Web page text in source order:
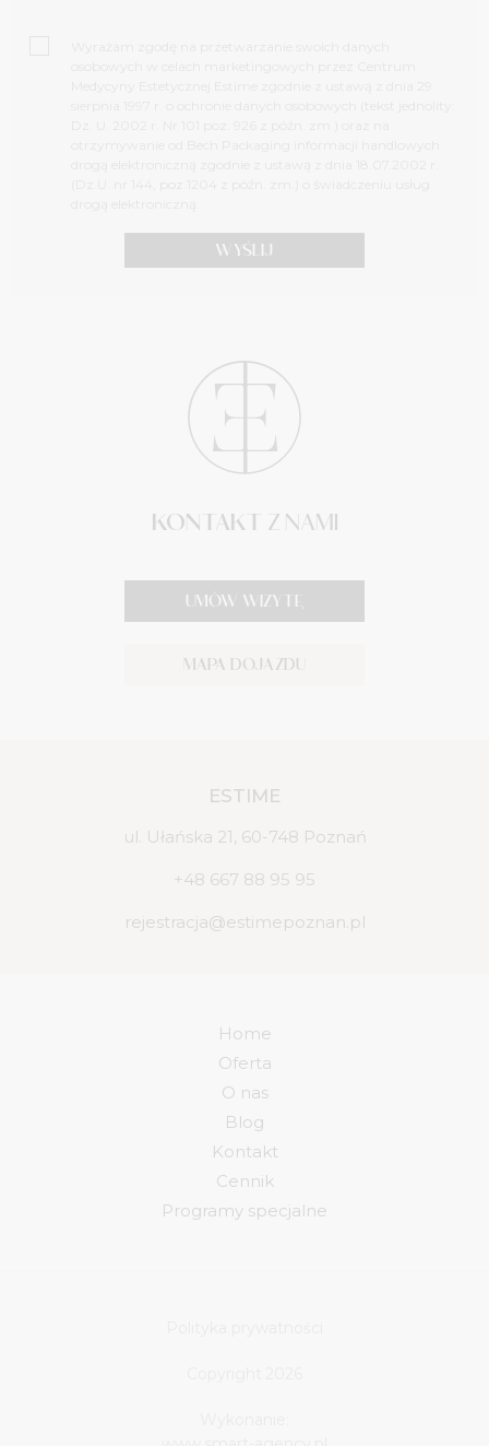
ESTIME
ul. Ułańska 21, 60-748 Poznań
+48 667 88 95 95
rejestracja@estimepoznan.pl
KONTAKT Z NAMI
UMÓW WIZYTĘ
MAPA DOJAZDU
Home
Oferta
O nas
Blog
Kontakt
Cennik
Programy specjalne